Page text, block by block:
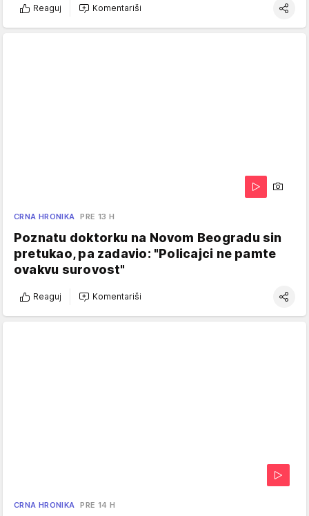
Reaguj Komentariši
CRNA HRONIKA PRE 13 H
Poznatu doktorku na Novom Beogradu sin
pretukao, pa zadavio: "Policajci ne pamte
ovakvu surovost"
Reaguj Komentariši
CRNA HRONIKA PRE 14 H